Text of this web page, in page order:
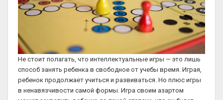
Не стоит полагать, что интеллектуальные игры — это лишь
способ занять ребенка в свободное от учебы время. Играя,
ребенок продолжает учиться и развиваться. Но плюс игры
в ненавязчивости самой формы. Игра своим азартом